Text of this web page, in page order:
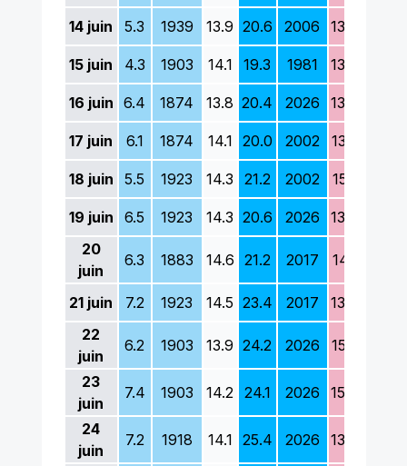
14 juin 5.3 1939 13.9 20.6 2006 13.0
15 juin 4.3 1903 14.1 19.3 1981 13.0
16 juin 6.4 1874 13.8 20.4 2026 13.8
17 juin 6.1 1874 14.1 20.0 2002 13.2
18 juin 5.5 1923 14.3 21.2 2002 15.1
19 juin 6.5 1923 14.3 20.6 2026 13.9
20
juin
6.3 1883 14.6 21.2 2017 14.1
21 juin 7.2 1923 14.5 23.4 2017 13.7
22
juin
6.2 1903 13.9 24.2 2026 15.5
23
juin
7.4 1903 14.2 24.1 2026 15.7
24
juin
7.2 1918 14.1 25.4 2026 13.8